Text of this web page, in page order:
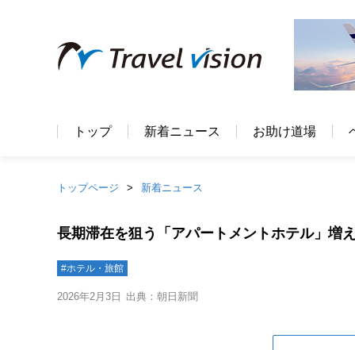
トップ 新着ニュース お助け道場
トップページ 新着ニュース
長期滞在を狙う「アパートメントホテル」
#ホテル・旅館
2026年2月3日 出典：朝日新聞